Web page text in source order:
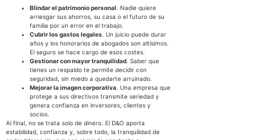
Blindar el patrimonio personal . Nadie quiere
arriesgar sus ahorros, su casa o el futuro de su
familia por un error en el trabajo.
Cubrir los gastos legales . Un juicio puede durar
años y los honorarios de abogados son altísimos.
El seguro se hace cargo de esos costes.
Gestionar con mayor tranquilidad . Saber que
tienes un respaldo te permite decidir con
seguridad, sin miedo a quedarte arruinado.
Mejorar la imagen corporativa . Una empresa que
protege a sus directivos transmite seriedad y
genera confianza en inversores, clientes y
socios.
Al final, no se trata solo de dinero. El D&O aporta
estabilidad, confianza y, sobre todo, la tranquilidad de